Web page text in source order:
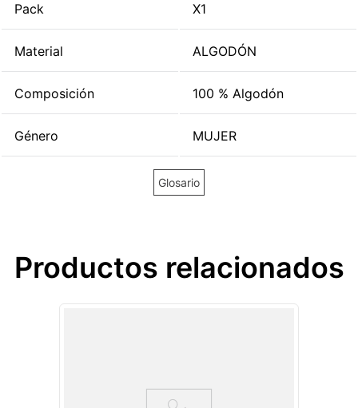
Pack X1
Material ALGODÓN
Composición 100 % Algodón
Género MUJER
Glosario
Productos relacionados